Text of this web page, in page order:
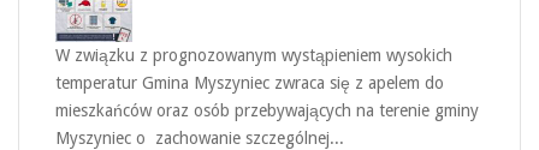
W związku z prognozowanym wystąpieniem wysokich
temperatur Gmina Myszyniec zwraca się z apelem do
mieszkańców oraz osób przebywających na terenie gminy
Myszyniec o zachowanie szczególnej...